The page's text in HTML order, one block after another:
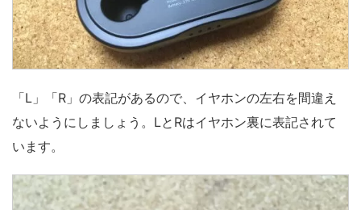
「L」「R」の表記があるので、イヤホンの左右を間違え
ないようにしましょう。LとRはイヤホン裏に表記されて
います。